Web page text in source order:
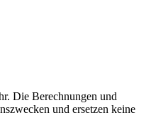
Die Berechnungen und
und ersetzen keine